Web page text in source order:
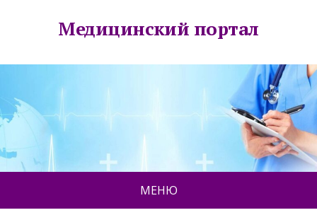
Медицинский портал
МЕНЮ